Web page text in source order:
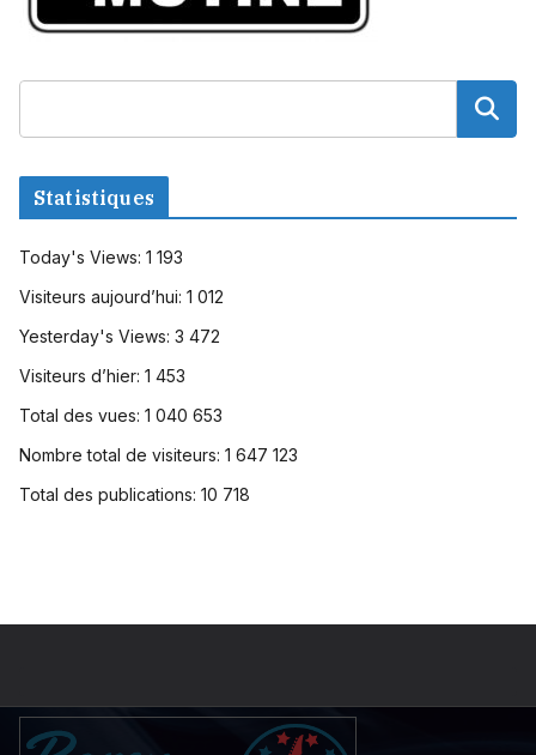
Statistiques
Today's Views: 1 193
Visiteurs aujourd’hui: 1 012
Yesterday's Views: 3 472
Visiteurs d’hier: 1 453
Total des vues: 1 040 653
Nombre total de visiteurs: 1 647 123
Total des publications: 10 718